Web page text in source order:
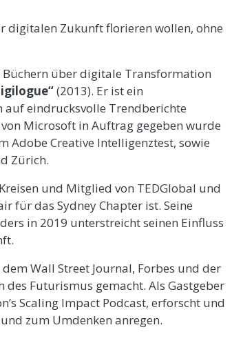
digitalen Zukunft florieren wollen, ohne
über digitale Transformation
(2013). Er ist ein
auf eindrucksvolle Trendberichte
Microsoft in Auftrag gegeben wurde
Adobe Creative Intelligenztest, sowie
Zürich.
und Mitglied von TEDGlobal und
für das Sydney Chapter ist. Seine
in 2019 unterstreicht seinen Einfluss
Wall Street Journal, Forbes und der
Futurismus gemacht. Als Gastgeber
Scaling Impact Podcast, erforscht und
zum Umdenken anregen.